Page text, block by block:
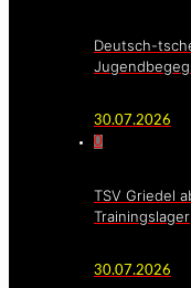
Deutsch-
30.07.2026
0
TSV Griedel
Trainingslager
30.07.2026